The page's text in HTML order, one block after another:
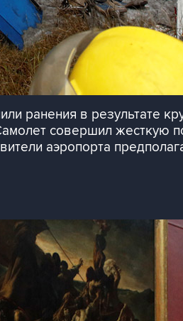
ранения в результате
совершил жесткую
аэропорта